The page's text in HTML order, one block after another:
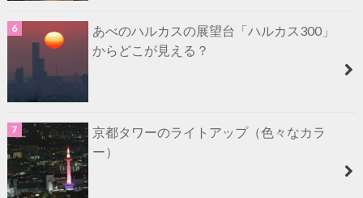
あべのハルカスの展望台「ハルカス300」
からどこが見える？
京都タワーのライトアップ（色々なカラ
ー）